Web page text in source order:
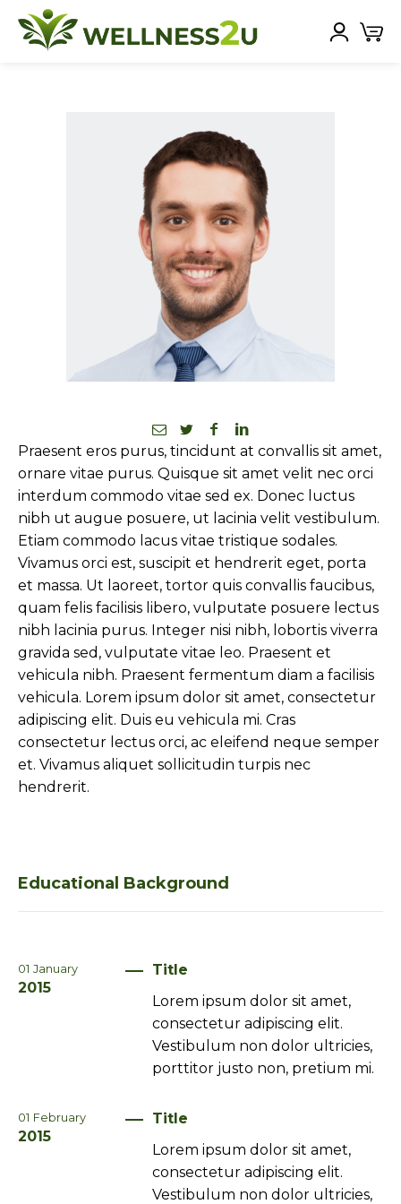
Praesent eros purus, tincidunt at convallis sit amet,
ornare vitae purus. Quisque sit amet velit nec orci
interdum commodo vitae sed ex. Donec luctus
nibh ut augue posuere, ut lacinia velit vestibulum.
Etiam commodo lacus vitae tristique sodales.
Vivamus orci est, suscipit et hendrerit eget, porta
et massa. Ut laoreet, tortor quis convallis faucibus,
quam felis facilisis libero, vulputate posuere lectus
nibh lacinia purus. Integer nisi nibh, lobortis viverra
gravida sed, vulputate vitae leo. Praesent et
vehicula nibh. Praesent fermentum diam a facilisis
vehicula. Lorem ipsum dolor sit amet, consectetur
adipiscing elit. Duis eu vehicula mi. Cras
consectetur lectus orci, ac eleifend neque semper
et. Vivamus aliquet sollicitudin turpis nec
hendrerit.
Educational Background
01 January
2015
Title
Lorem ipsum dolor sit amet,
consectetur adipiscing elit.
Vestibulum non dolor ultricies,
porttitor justo non, pretium mi.
01 February
2015
Title
Lorem ipsum dolor sit amet,
consectetur adipiscing elit.
Vestibulum non dolor ultricies,